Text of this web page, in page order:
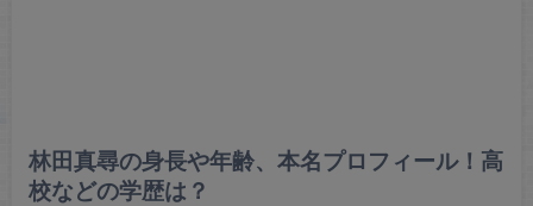
林田真尋の身長や年齢、本名プロフィール！高
校などの学歴は？